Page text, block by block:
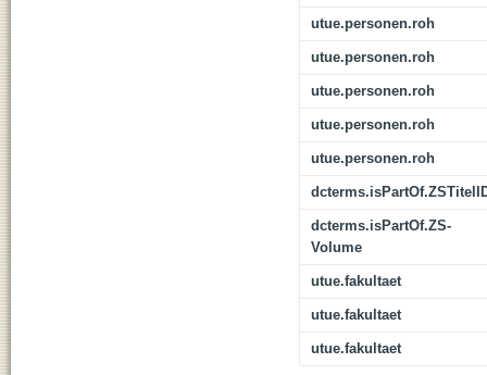
utue.personen.roh
utue.personen.roh
utue.personen.roh
utue.personen.roh
utue.personen.roh
dcterms.isPartOf.ZS-
Volume
utue.fakultaet
utue.fakultaet
utue.fakultaet